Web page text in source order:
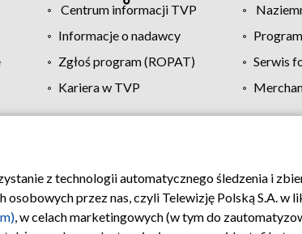
Centrum informacji TVP
Informacje o nadawcy
Zgłoś program (ROPAT)
Serwis
Kariera w TVP
Moje zgody Pomoc Biuro
z technologii automatycznego śledzenia i
przez nas, czyli Telewizję Polską S.A. w
, w celach marketingowych (w tym do